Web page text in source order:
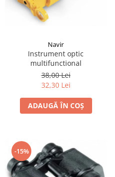
Navir
Instrument optic
multifunctional
38,00 Lei
32,30 Lei
ADAUGĂ ÎN COȘ
-15%